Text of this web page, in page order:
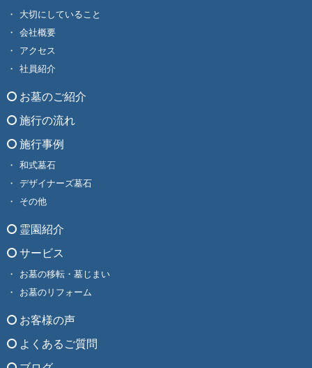
大切にしていること
会社概要
アクセス
社員紹介
お墓のご紹介
施行の流れ
施行事例
和式墓石
デザイナーズ墓石
その他
霊園紹介
サービス
お墓の移転・墓じまい
お墓のリフォーム
お客様の声
よくあるご質問